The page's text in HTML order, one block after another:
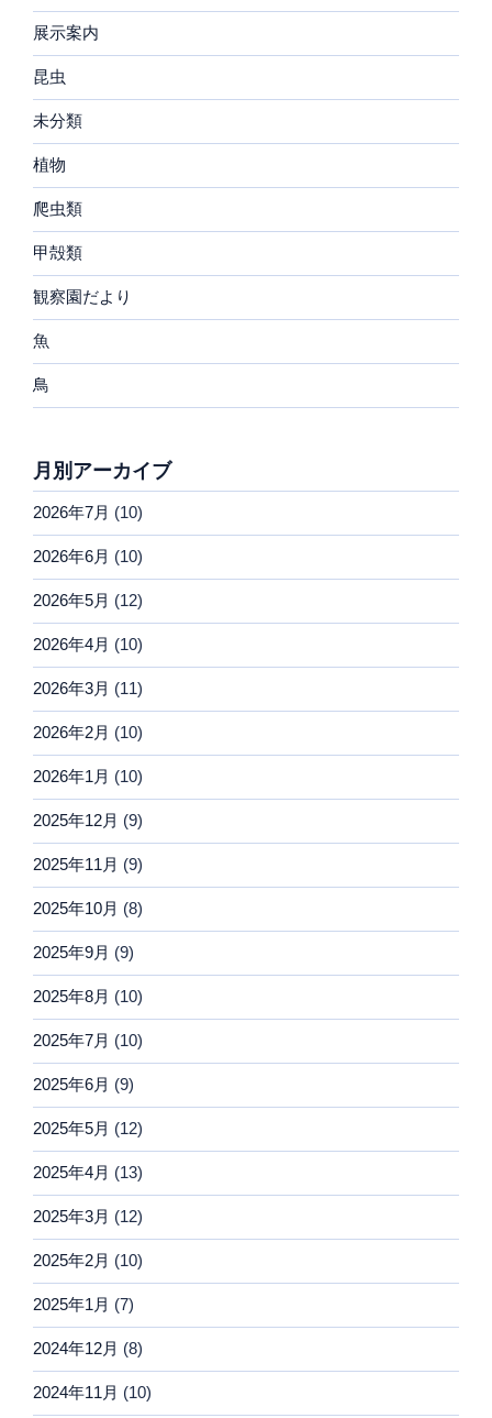
展示案内
昆虫
未分類
植物
爬虫類
甲殻類
観察園だより
魚
鳥
月別アーカイブ
2026年7月 (10)
2026年6月 (10)
2026年5月 (12)
2026年4月 (10)
2026年3月 (11)
2026年2月 (10)
2026年1月 (10)
2025年12月 (9)
2025年11月 (9)
2025年10月 (8)
2025年9月 (9)
2025年8月 (10)
2025年7月 (10)
2025年6月 (9)
2025年5月 (12)
2025年4月 (13)
2025年3月 (12)
2025年2月 (10)
2025年1月 (7)
2024年12月 (8)
2024年11月 (10)